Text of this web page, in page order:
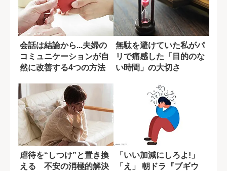
会話は結論から...夫婦の
コミュニケーションが自
然に改善する4つの方法
無駄を避けていた私がパ
リで痛感した「目的のな
い時間」の大切さ
虐待を“しつけ”と置き換
える 不安の消極的解決
「いい加減にしろよ!」
「え」 朝ドラ『ブギウ